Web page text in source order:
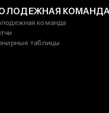
команда
таблицы